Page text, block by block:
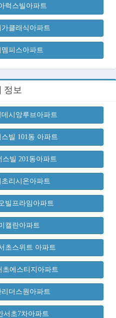
럭스빌아파트
클래식아파트
피스아파트
정보
시앙루브아파트
빌 101동 아파트
빌 201동아파트
리시온아파트
빌프라임아파트
캘란아파트
초스위트 아파트
에스티지아파트
더스원아파트
서초7차아파트